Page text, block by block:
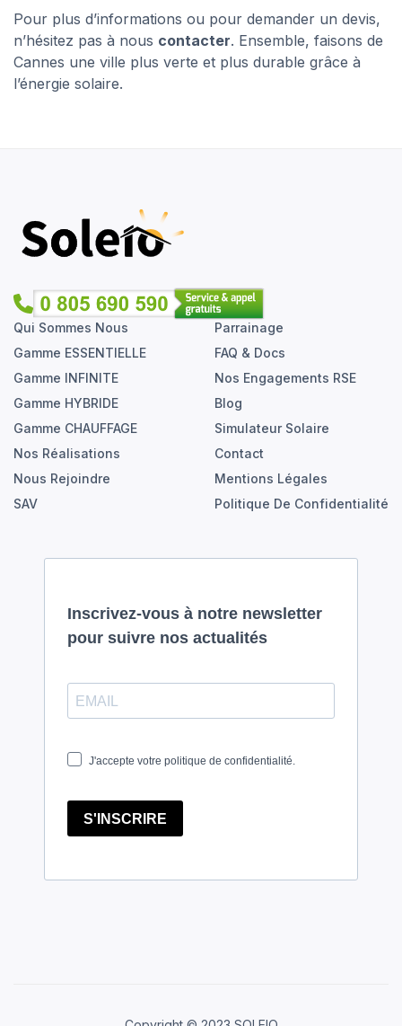
Pour plus d’informations ou pour demander un devis,
n’hésitez pas à nous contacter. Ensemble, faisons de
Cannes une ville plus verte et plus durable grâce à
l’énergie solaire.
Qui Sommes Nous
Gamme ESSENTIELLE
Gamme INFINITE
Gamme HYBRIDE
Gamme CHAUFFAGE
Nos Réalisations
Nous Rejoindre
SAV
Parrainage
FAQ & Docs
Nos Engagements RSE
Blog
Simulateur Solaire
Contact
Mentions Légales
Politique De Confidentialité